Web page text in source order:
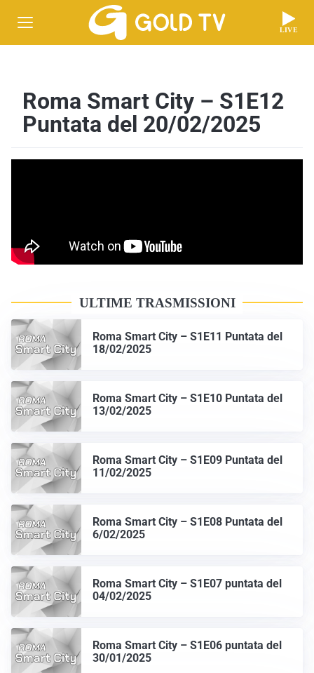
LIVE
Roma Smart City – S1E12
Puntata del 20/02/2025
ULTIME TRASMISSIONI
Roma Smart City – S1E11 Puntata del
18/02/2025
Roma Smart City – S1E10 Puntata del
13/02/2025
Roma Smart City – S1E09 Puntata del
11/02/2025
Roma Smart City – S1E08 Puntata del
6/02/2025
Roma Smart City – S1E07 puntata del
04/02/2025
Roma Smart City – S1E06 puntata del
30/01/2025